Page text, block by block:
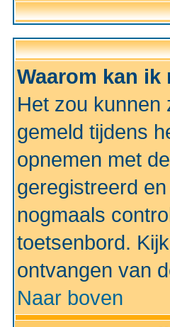
Waarom kan
Het zou kunnen
gemeld tijdens
opnemen met
geregistreerd
nogmaals
toetsenbord.
ontvangen van
Naar boven